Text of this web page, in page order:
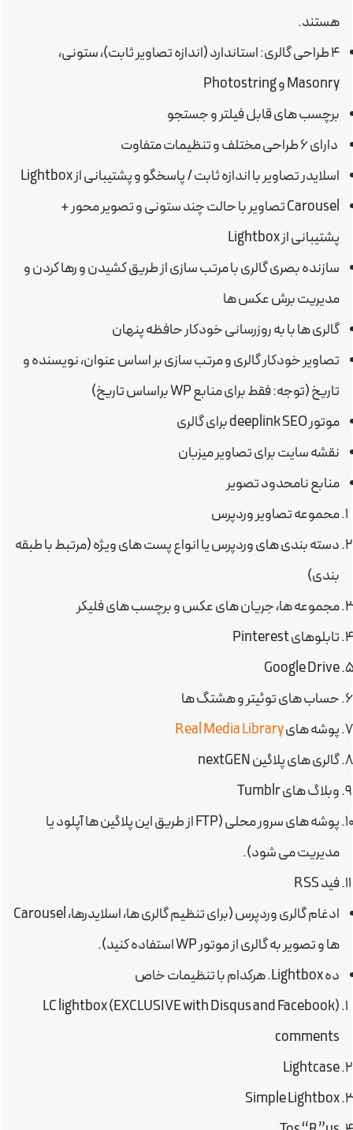
هستند.
۴ طراحی گالری: استاندارد (اندازه تصاویر ثابت)، ستونی،
Masonry و Photostring
برچسب های قابل فیلتر و جستجو
دارای ۶ طراحی مختلف و تنظیمات متفاوت
اسلایدر تصاویر با اندازه ثابت / پاسخگو و پشتیبانی از Lightbox
Carousel تصاویر با حالت چند ستونی و تصویر محور +
پشتیبانی از Lightbox
سازنده بصری گالری با مرتب سازی از طریق کشیدن و رها کردن و
مدیریت برش عکس ها
گالری ها با به روزرسانی خودکار حافظه پنهان
تصاویر خودکار گالری و مرتب سازی بر اساس عنوان، نویسنده و
تاریخ (توجه: فقط برای منابع WP براساس تاریخ)
موتور deeplink SEO برای گالری
نقشه سایت برای تصاویر میزبان
منابع نامحدود تصویر
محموعه تصاویر وردپرس
دسته بندی های وردپرس یا انواع پست های ویژه (مرتبط با طبقه
بندی)
مجموعه ها، جریان های عکس و برچسب های فلیکر
تابلوهای Pinterest
Google Drive
حساب های توئیتر و هشتگ ها
پوشه هایReal Media Library
گالری های پلاگین nextGEN
وبلاگ های Tumblr
پوشه های سرور محلی (FTP از طریق این پلاگین ها آپلود یا
مدیریت می شود).
فید RSS
ادغام گالری وردپرس (برای تنظیم گالری ها، اسلایدرها، Carousel
ها و تصویر به گالری از موتور WP استفاده کنید).
ده Lightbox. هرکدام با تنظیمات خاص
(LC lightbox (EXCLUSIVE with Disqus and Facebook
comments
Lightcase
Simple Lightbox